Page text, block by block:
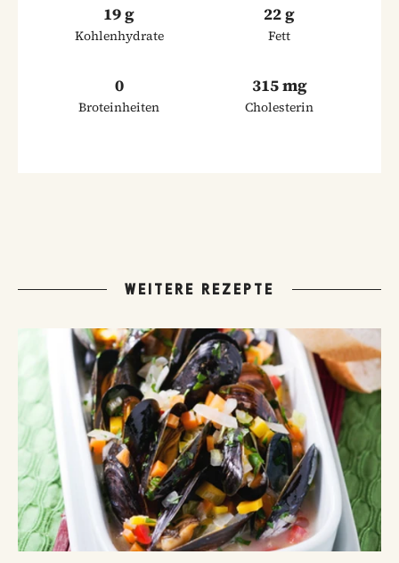
19 g
Kohlenhydrate
22 g
Fett
0
Broteinheiten
315 mg
Cholesterin
WEITERE REZEPTE